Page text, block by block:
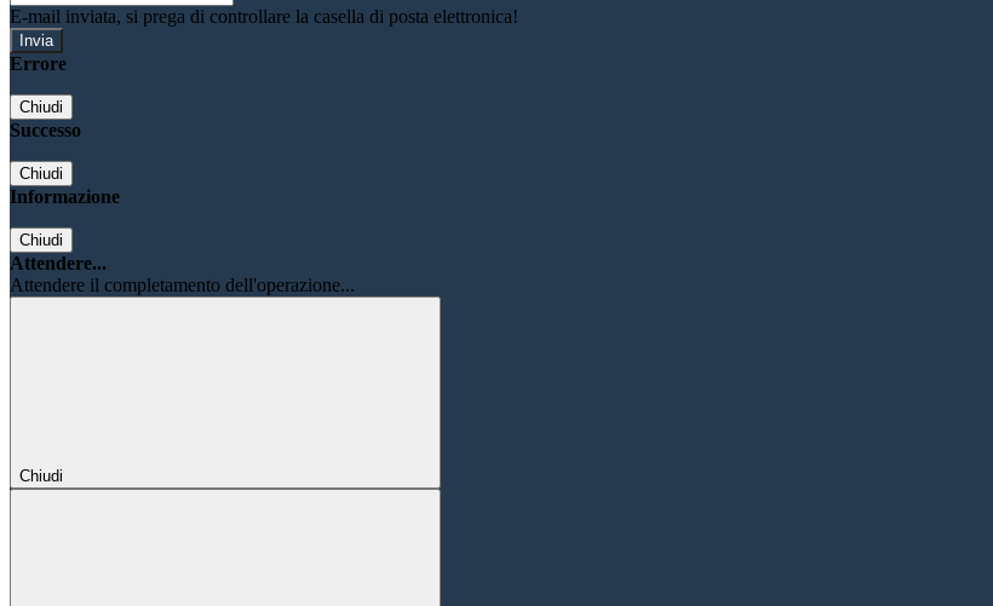
E-mail inviata, si prega di controllare la casella di posta elettronica!
Errore
Chiudi
Successo
Chiudi
Informazione
Chiudi
Attendere...
Attendere il completamento dell'operazione...
Chiudi